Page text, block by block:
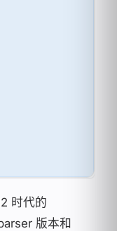
时代的
版本和